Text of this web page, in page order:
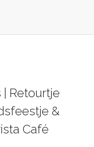
Retourtje
&
Café